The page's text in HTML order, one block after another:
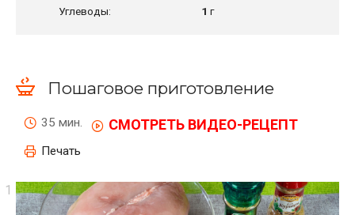
Углеводы:
1 г
Пошаговое приготовление
35 мин. СМОТРЕТЬ ВИДЕО-РЕЦЕПТ
Печать